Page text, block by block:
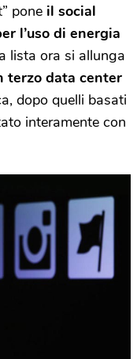
pone il social
l’uso di energia
lista ora si allunga
terzo data center
dopo quelli basati
interamente con